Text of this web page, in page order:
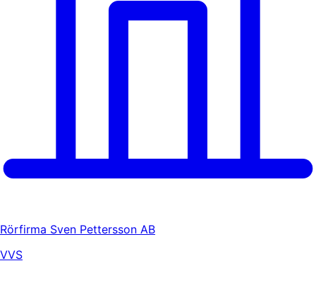
Rörfirma Sven Pettersson AB
VVS